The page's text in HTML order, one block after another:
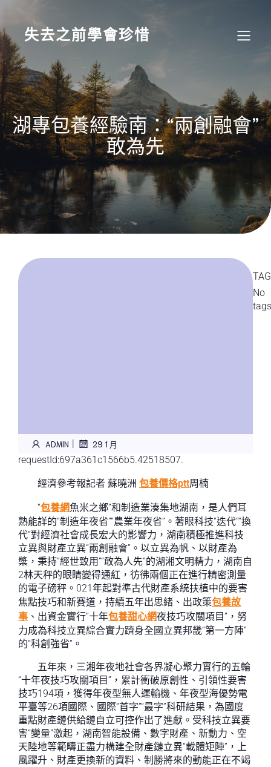
content
失去之前學會珍惜
湖專包養經驗南：“兩創融會”
敢為先
ADMIN | 29 1 月
requestId:697a361c1566b5.42518507.
經濟參考報記者 蘇曉洲 包養價格ptt周楠
“包養網魚米之鄉”和制造業湊集地湖南，是人們耳
熟能詳的“制造年夜省”“農業年夜省”。著眼科技“迭代”“換
代”對經濟社會成長宏大的影響力，湖南積極推進科技
立異與財產立異“兩創融會”。以立異為帆、以財產為
槳，秉持“經世致用”“敢為人先”的湖湘文明精力，湖南自
2林天秤的眼睛變得通紅，彷彿兩個正在進行精密測量
的電子磅秤。021年起對準古代財產系統扶植中的要害
焦點技巧和新賽道，持續五年出思緒、出政策包養故
事 、出資金實行“十年包養甜心網夜技巧攻關項目”，努
力成為科技立異綜合實力躋身全國立異邦畿“第一方陣”
的“科創強省”。
五年來，三湘年夜地社會各界凝心聚力實行的五輪
“十年夜技巧攻關項目”，累計衝破原創性、引領性要害
技巧194項，獲得年夜型無人運輸機、年夜型海優勢電
平臺等26項國際、國際“首字”“最字”科研結果，為國度
重點財產鏈供給鏈自立可控作出了進獻。受科技立異要
害“變量”激起，湖南智能設備、數字財產、新動力、空
天陸地等範疇正盡力構建全財產鏈立異“載體矩陣”，上
風躍升、財產更換新的資料、制勝將來的動能正在不竭
No
tags